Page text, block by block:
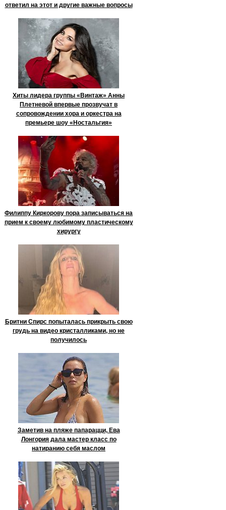
ответил на этот и другие важные вопросы
Хиты лидера группы «Винтаж» Анны
Плетневой впервые прозвучат в
сопровождении хора и оркестра на
премьере шоу «Ностальгия»
Филиппу Киркорову пора записываться на
прием к своему любимому пластическому
хирургу
Бритни Спирс попыталась прикрыть свою
грудь на видео кристалликами, но не
получилось
Заметив на пляже папарацци, Ева
Лонгория дала мастер класс по
натиранию себя маслом